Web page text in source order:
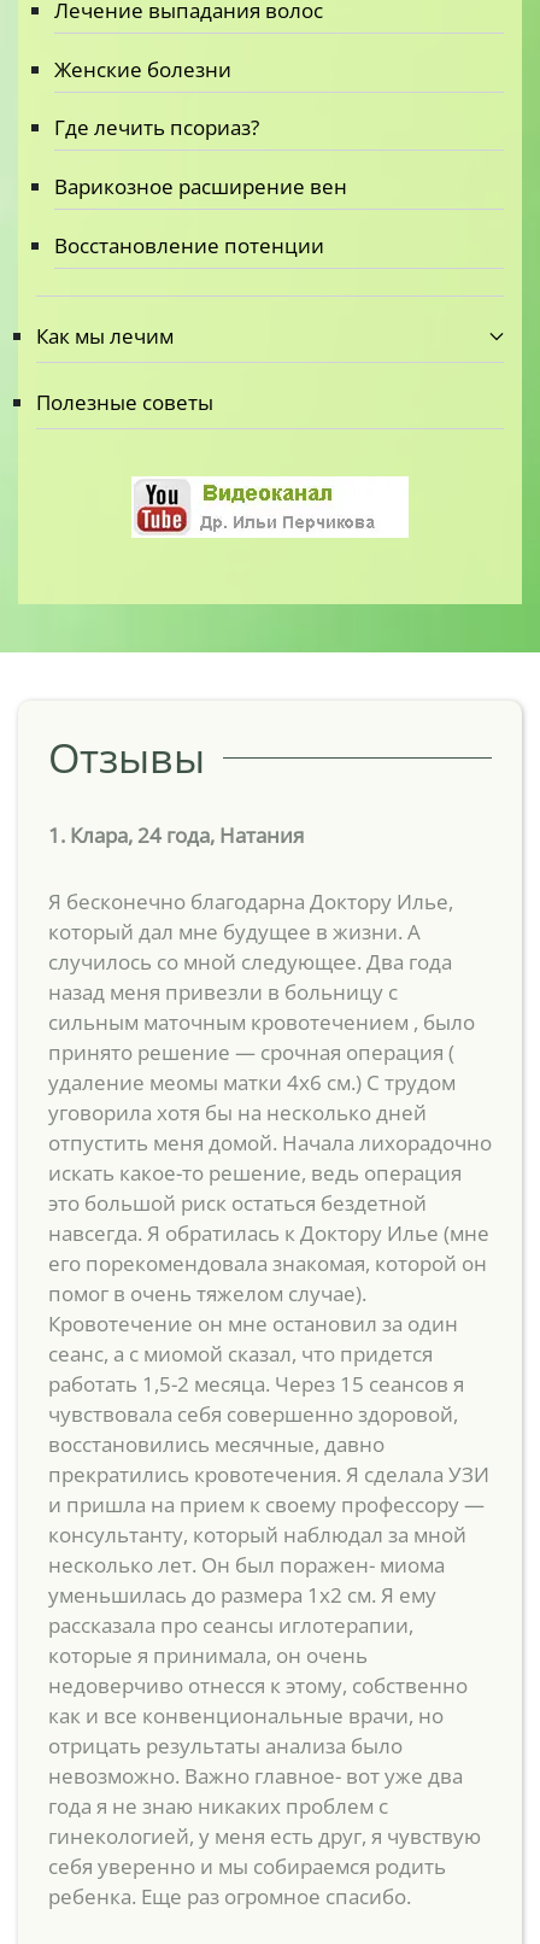
Лечение выпадания волос
Женские болезни
Где лечить псориаз?
Варикозное расширение вен
Восстановление потенции
Как мы лечим
Полезные советы
Отзывы
1. Клара, 24 года, Натания
Я бесконечно благодарна Доктору Илье,
который дал мне будущее в жизни. А
случилось со мной следующее. Два года
назад меня привезли в больницу с
сильным маточным кровотечением , было
принято решение — срочная операция (
удаление меомы матки 4х6 см.) С трудом
уговорила хотя бы на несколько дней
отпустить меня домой. Начала лихорадочно
искать какое-то решение, ведь операция
это большой риск остаться бездетной
навсегда. Я обратилась к Доктору Илье (мне
его порекомендовала знакомая, которой он
помог в очень тяжелом случае).
Кровотечение он мне остановил за один
сеанс, а с миомой сказал, что придется
работать 1,5-2 месяца. Через 15 сеансов я
чувствовала себя совершенно здоровой,
восстановились месячные, давно
прекратились кровотечения. Я сделала УЗИ
и пришла на прием к своему профессору —
консультанту, который наблюдал за мной
несколько лет. Он был поражен- миома
уменьшилась до размера 1х2 см. Я ему
рассказала про сеансы иглотерапии,
которые я принимала, он очень
недоверчиво отнесся к этому, собственно
как и все конвенциональные врачи, но
отрицать результаты анализа было
невозможно. Важно главное- вот уже два
года я не знаю никаких проблем с
гинекологией, у меня есть друг, я чувствую
себя уверенно и мы собираемся родить
ребенка. Еще раз огромное спасибо.